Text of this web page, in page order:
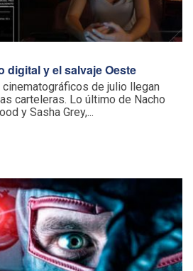
digital y el salvaje Oeste
de julio llegan
carteleras. Lo último de Nacho
y Sasha Grey,...